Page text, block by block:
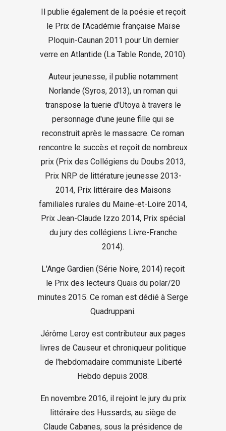
Il publie également de la poésie et reçoit
le Prix de l'Académie française Maïse
Ploquin-Caunan 2011 pour Un dernier
verre en Atlantide (La Table Ronde, 2010).
Auteur jeunesse, il publie notamment
Norlande (Syros, 2013), un roman qui
transpose la tuerie d'Utoya à travers le
personnage d'une jeune fille qui se
reconstruit après le massacre. Ce roman
rencontre le succès et reçoit de nombreux
prix (Prix des Collégiens du Doubs 2013,
Prix NRP de littérature jeunesse 2013-
2014, Prix littéraire des Maisons
familiales rurales du Maine-et-Loire 2014,
Prix Jean-Claude Izzo 2014, Prix spécial
du jury des collégiens Livre-Franche
2014).
L'Ange Gardien (Série Noire, 2014) reçoit
le Prix des lecteurs Quais du polar/20
minutes 2015. Ce roman est dédié à Serge
Quadruppani.
Jérôme Leroy est contributeur aux pages
livres de Causeur et chroniqueur politique
de l'hebdomadaire communiste Liberté
Hebdo depuis 2008.
En novembre 2016, il rejoint le jury du prix
littéraire des Hussards, au siège de
Claude Cabanes, sous la présidence de